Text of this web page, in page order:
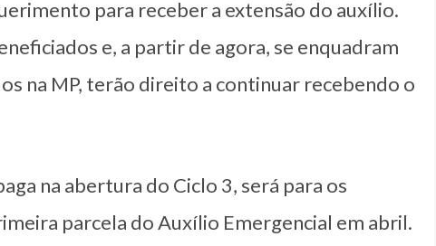
para receber a extensão do auxílio.
e, a partir de agora, se enquadram
na MP, terão direito a continuar recebendo o
na abertura do Ciclo 3, será para os
parcela do Auxílio Emergencial em abril.